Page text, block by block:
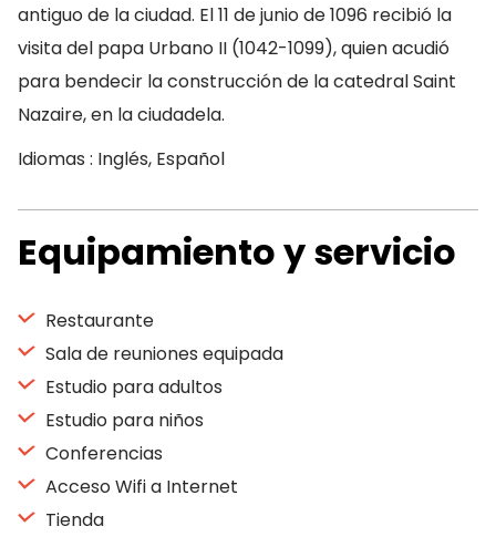
antiguo de la ciudad. El 11 de junio de 1096 recibió la
visita del papa Urbano II (1042-1099), quien acudió
para bendecir la construcción de la catedral Saint
Nazaire, en la ciudadela.
Idiomas : Inglés, Español
Equipamiento y servicio
Restaurante
Sala de reuniones equipada
Estudio para adultos
Estudio para niños
Conferencias
Acceso Wifi a Internet
Tienda